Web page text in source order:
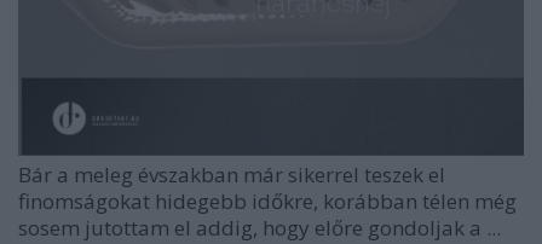
Bár a meleg évszakban már sikerrel teszek el
finomságokat hidegebb időkre, korábban télen még
sosem jutottam el addig, hogy előre gondoljak a ...